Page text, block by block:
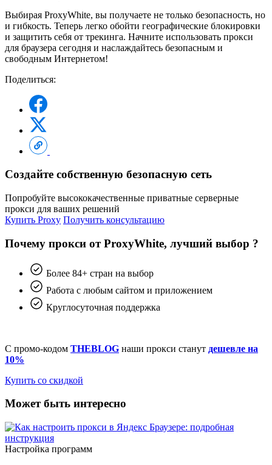
Выбирая ProxyWhite, вы получаете не только безопасность, но
и гибкость. Теперь легко обойти географические блокировки
и защитить себя от трекинга. Начните использовать прокси
для браузера сегодня и наслаждайтесь безопасным и
свободным Интернетом!
Поделиться:
Создайте собственную безопасную сеть
Попробуйте высококачественные приватные серверные
прокси для ваших решений
Купить Proxy Получить консультацию
Почему прокси от ProxyWhite, лучший выбор ?
Более 84+ стран на выбор
Работа с любым сайтом и приложением
Круглосуточная поддержка
С промо-кодом THEBLOG наши прокси станут дешевле на
10%
Купить со скидкой
Может быть интересно
Настройка программ